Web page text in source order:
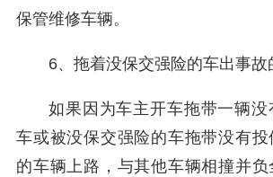
保管维修车辆。
6、拖着没保交强险的车出事故
如果因为车主开车拖带一辆
车或被没保交强险的车拖带没有
的车辆上路，与其他车辆相撞并